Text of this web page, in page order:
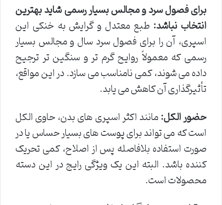
برای فصول سرد و مجالس بسیار رسمی شاید بهترین
انتخاب نباشد: طبع معتدل و گرایش به خنکی این
اسپری، آن را برای فصول سرد سال و مجالس بسیار
رسمی که معمولاً روایح گرم تر و سنگین تر ترجیح
داده می شوند، کمی نامناسب می سازد. در این مواقع،
تأثیرگذاری آن کاهش می یابد.
حضور الکل:مانند اکثر اسپری های بدن، حاوی الکل
است که می تواند برای پوست های بسیار حساس یا در
صورت استفاده بلافاصله پس از اصلاح، کمی تحریک
کننده باشد. البته این یک ویژگی رایج در این دسته
محصولات است.